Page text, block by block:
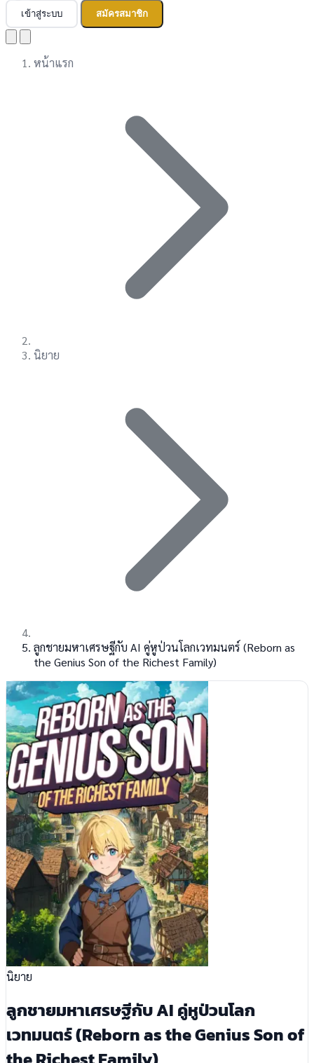
เข้าสู่ระบบ สมัครสมาชิก
หน้าแรก
นิยาย
ลูกชายมหาเศรษฐีกับ AI คู่หูป่วนโลกเวทมนตร์ (Reborn as
the Genius Son of the Richest Family)
นิยาย
ลูกชายมหาเศรษฐีกับ AI คู่หูป่วนโลก
เวทมนตร์ (Reborn as the Genius Son of